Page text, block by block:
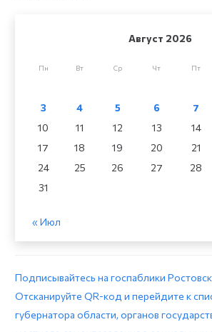
Август 2026
Пн Вт Ср Чт Пт
3
4 5 6 7
10
11 12 13 14
17
18 19 20 21
24
25 26 27 28
31
« Июл
Подписывайтесь на госпаблики
Отсканируйте QR-код и перейдите к
губернатора области, органов